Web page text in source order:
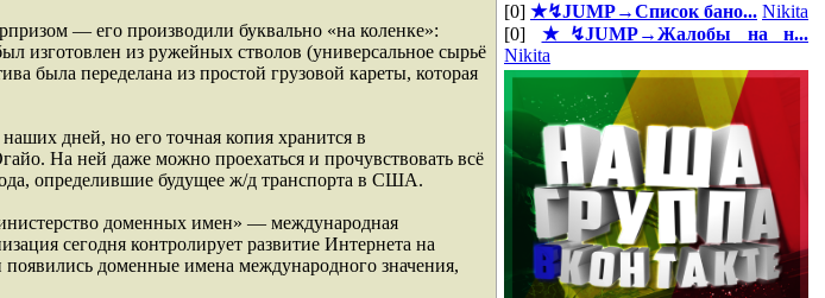
— его производили буквально «на коленке»:
изготовлен из ружейных стволов (универсальное сырьё
была переделана из простой грузовой кареты, которая
дней, но его точная копия хранится в
На ней даже можно проехаться и прочувствовать всё
определившие будущее ж/д транспорта в США.
доменных имен» — международная
сегодня контролирует развитие Интернета на
доменные имена международного значения,
[0] ★↯JUMP→Список бано... Nikita
[0] ★↯JUMP→Жалобы на н...
Nikita